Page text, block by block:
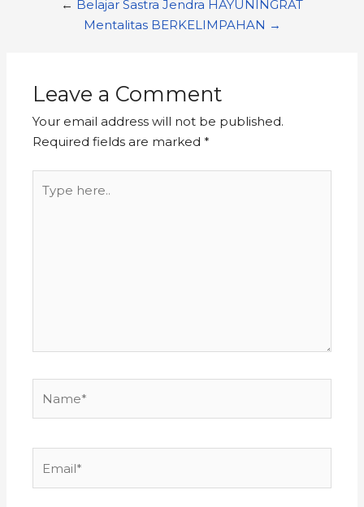
← Belajar Sastra Jendra HAYUNINGRAT
Mentalitas BERKELIMPAHAN →
Leave a Comment
Your email address will not be published.
Required fields are marked*